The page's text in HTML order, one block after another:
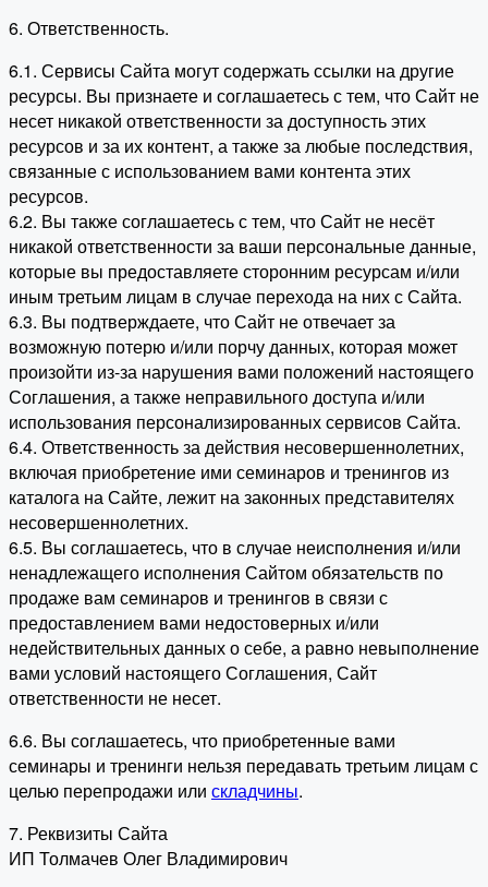
6. Ответственность.
6.1. Сервисы Сайта могут содержать ссылки на другие
ресурсы. Вы признаете и соглашаетесь с тем, что Сайт не
несет никакой ответственности за доступность этих
ресурсов и за их контент, а также за любые последствия,
связанные с использованием вами контента этих
ресурсов.
6.2. Вы также соглашаетесь с тем, что Сайт не несёт
никакой ответственности за ваши персональные данные,
которые вы предоставляете сторонним ресурсам и/или
иным третьим лицам в случае перехода на них с Сайта.
6.3. Вы подтверждаете, что Сайт не отвечает за
возможную потерю и/или порчу данных, которая может
произойти из-за нарушения вами положений настоящего
Соглашения, а также неправильного доступа и/или
использования персонализированных сервисов Сайта.
6.4. Ответственность за действия несовершеннолетних,
включая приобретение ими семинаров и тренингов из
каталога на Сайте, лежит на законных представителях
несовершеннолетних.
6.5. Вы соглашаетесь, что в случае неисполнения и/или
ненадлежащего исполнения Сайтом обязательств по
продаже вам семинаров и тренингов в связи с
предоставлением вами недостоверных и/или
недействительных данных о себе, а равно невыполнение
вами условий настоящего Соглашения, Сайт
ответственности не несет.
6.6. Вы соглашаетесь, что приобретенные вами
семинары и тренинги нельзя передавать третьим лицам с
целью перепродажи или складчины.
7. Реквизиты Сайта
ИП Толмачев Олег Владимирович